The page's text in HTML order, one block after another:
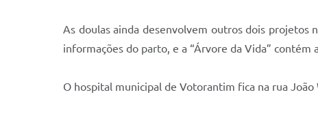
As doulas ainda desenvolvem outros dois projetos
informações do parto, e a “Árvore da Vida”
O hospital municipal de Votorantim fica na rua